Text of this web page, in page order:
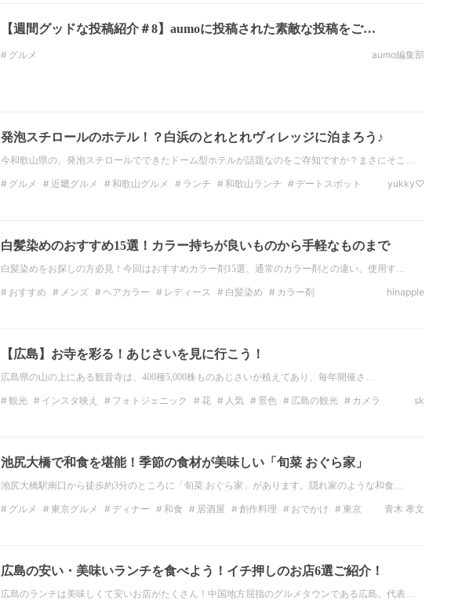
【週間グッドな投稿紹介＃8】aumoに投稿された素敵な投稿をご…
グルメ aumo編集部
発泡スチロールのホテル！？白浜のとれとれヴィレッジに泊まろう♪
今和歌山県の、発泡スチロールでできたドーム型ホテルが話題なのをご存知ですか？まさにそこ…
グルメ 近畿グルメ 和歌山グルメ ランチ 和歌山ランチ
デートスポット
yukky♡
白髪染めのおすすめ15選！カラー持ちが良いものから手軽なものまで
白髪染めをお探しの方必見！今回はおすすめカラー剤15選、通常のカラー剤との違い、使用す…
おすすめ メンズ ヘアカラー レディース 白髪染め カラー剤 hinapple
【広島】お寺を彩る！あじさいを見に行こう！
広島県の山の上にある観音寺は、400種5,000株ものあじさいが植えてあり、毎年開催さ…
観光 インスタ映え フォトジェニック 花 人気 景色 広島の観光
カメラ
sk
池尻大橋で和食を堪能！季節の食材が美味しい「旬菜 おぐら家」
池尻大橋駅南口から徒歩約3分のところに「旬菜 おぐら家」があります。隠れ家のような和食…
グルメ 東京グルメ ディナー 和食 居酒屋 創作料理 おでかけ
東京
青木 孝文
広島の安い・美味いランチを食べよう！イチ押しのお店6選ご紹介！
広島のランチは美味しくて安いお店がたくさん！中国地方屈指のグルメタウンである広島。代表…